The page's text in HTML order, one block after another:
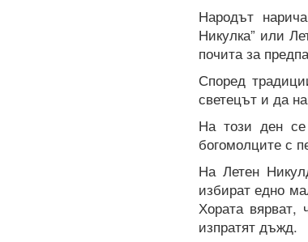
Народът
Никулка” или
почита за
Според
светецът и да
На този ден
богомолците с
На Летен
избират едно
Хората
изпратят дъжд.